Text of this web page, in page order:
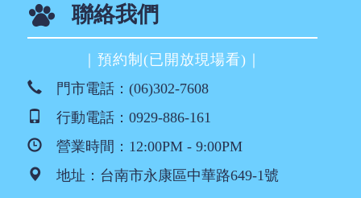
聯絡我們
｜預約制(已開放現場看)｜
門市電話： (06)302-7608
行動電話： 0929-886-161
營業時間：12:00PM - 9:00PM
地址： 台南市永康區中華路649-1號